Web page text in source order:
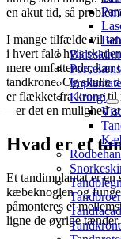
Kirurgi
Tandbroer
en akut tid, så
I mange tilfælde vil
i hvert fald hvis
mere omfattende,
tandkrone. Og skulle
er flækket fra krone til
– er det en mulighed
Hvad er et
Et tandimplantat er en
kæbeknoglen og
påmonteres et
ligne de øvrige tænder.